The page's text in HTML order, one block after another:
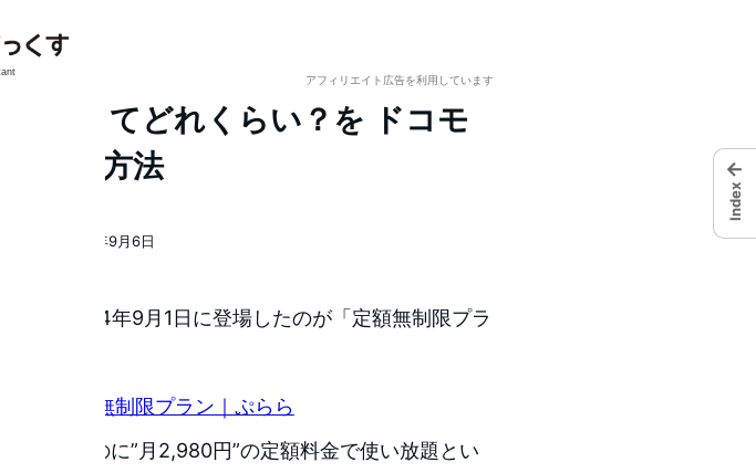
アフィリエイト広告を利用しています
ってどれくらい？を ドコモ
する方法
2014年9月6日
から、2014年9月1日に登場したのが「定額無制限プラ
LTE 定額無制限プラン｜ぷらら
無制限なのに”月2,980円”の定額料金で使い放題とい
←
Index